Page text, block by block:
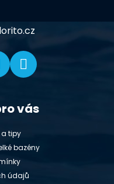
vás
tipy
bazény
údajů